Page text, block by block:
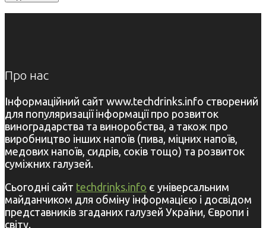
Про нас
Інформаційний сайт www.techdrinks.info створений
для популяризації інформації про розвиток
виноградарства та виноробства, а також про
виробництво інших напоїв (пива, міцних напоїв,
медових напоїв, сидрів, соків тощо) та розвиток
суміжних галузей.
Сьогодні сайт techdrinks.info є універсальним
майданчиком для обміну інформацією і досвідом
представників згаданих галузей України, Європи і
світу.